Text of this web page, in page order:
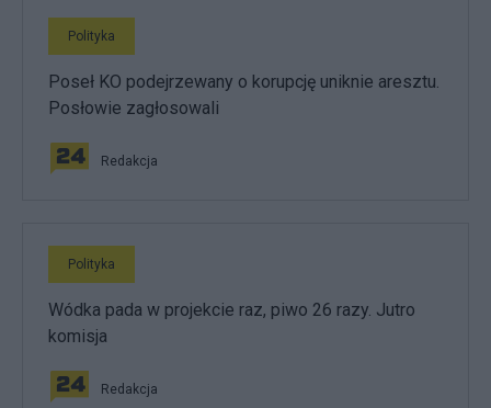
Polityka
Poseł KO podejrzewany o korupcję uniknie aresztu.
Posłowie zagłosowali
Redakcja
Polityka
Wódka pada w projekcie raz, piwo 26 razy. Jutro
komisja
Redakcja